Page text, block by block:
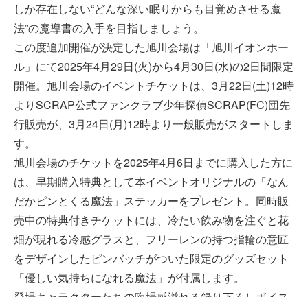
しか存在しない“どんな深い眠りからも目覚めさせる魔
法”の魔導書の入手を目指しましょう。
この度追加開催が決定した旭川会場は「旭川イオンホー
ル」にて2025年4月29日(火)から4月30日(水)の2日間限定
開催。旭川会場のイベントチケットは、3月22日(土)12時
よりSCRAP公式ファンクラブ少年探偵SCRAP(FC)団先
行販売が、3月24日(月)12時より一般販売がスタートしま
す。
旭川会場のチケットを2025年4月6日までに購入した方に
は、早期購入特典として本イベントオリジナルの「なん
だかピンとくる魔法」ステッカーをプレゼント。同時販
売中の特典付きチケットには、冷たい飲み物を注ぐと花
畑が現れる冷感グラスと、フリーレンの持つ指輪の意匠
をデザインしたピンバッチがついた限定のグッズセット
「優しい気持ちになれる魔法」が付属します。